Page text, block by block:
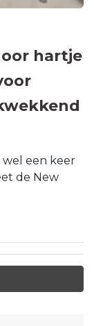
hartje
wel een keer
de New